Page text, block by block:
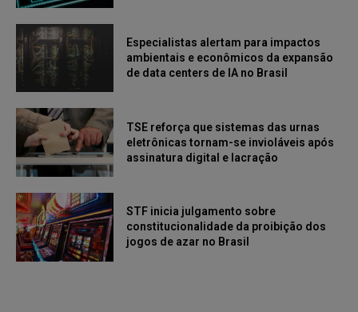
Especialistas alertam para impactos
ambientais e econômicos da expansão
de data centers de IA no Brasil
TSE reforça que sistemas das urnas
eletrônicas tornam-se invioláveis após
assinatura digital e lacração
STF inicia julgamento sobre
constitucionalidade da proibição dos
jogos de azar no Brasil